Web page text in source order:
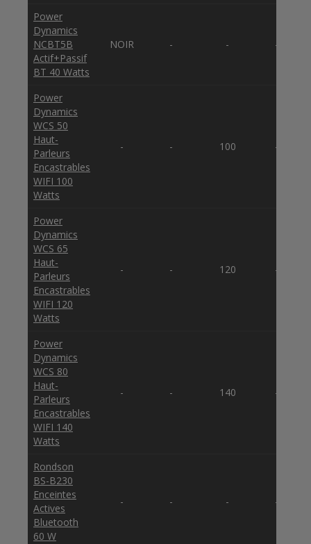
Power
Dynamics
NCBT5B
Actif+Passif
BT 40 Watts
NOIR - - -
Power
Dynamics
WCS 50
Haut-
Parleurs
Encastrables
WIFI 100
Watts
- - 100 -
Power
Dynamics
WCS 65
Haut-
Parleurs
Encastrables
WIFI 120
Watts
- - 120 -
Power
Dynamics
WCS 80
Haut-
Parleurs
Encastrables
WIFI 140
Watts
- - 140 -
Rondson
BS-B230
Enceintes
Actives
Bluetooth
60 W
- - - -